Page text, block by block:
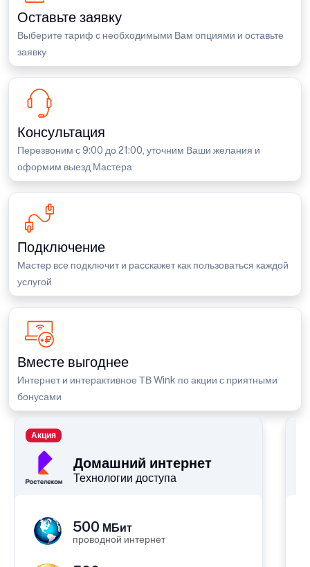
Оставьте заявку
Выберите тариф с необходимыми Вам опциями и оставьте
заявку
Консультация
Перезвоним с 9:00 до 21:00, уточним Ваши желания и
оформим выезд Мастера
Подключение
Мастер все подключит и расскажет как пользоваться каждой
услугой
Вместе выгоднее
Интернет и интерактивное ТВ Wink по акции с приятными
бонусами
Домашний интернет
Технологии доступа
Акция
500 МБит
проводной интернет